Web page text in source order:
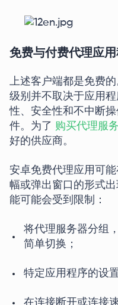
免费与付费代理应
上述客户端都是免费
级别并不取决于应用
性、安全性和不中断
件。为了 购买代理服
好的供应商。
安卓免费代理应用可
幅或弹出窗口的形式
能可能会受到限制：
将代理服务器分组
简单切换；
特定应用程序的设置
在连接断开或连接